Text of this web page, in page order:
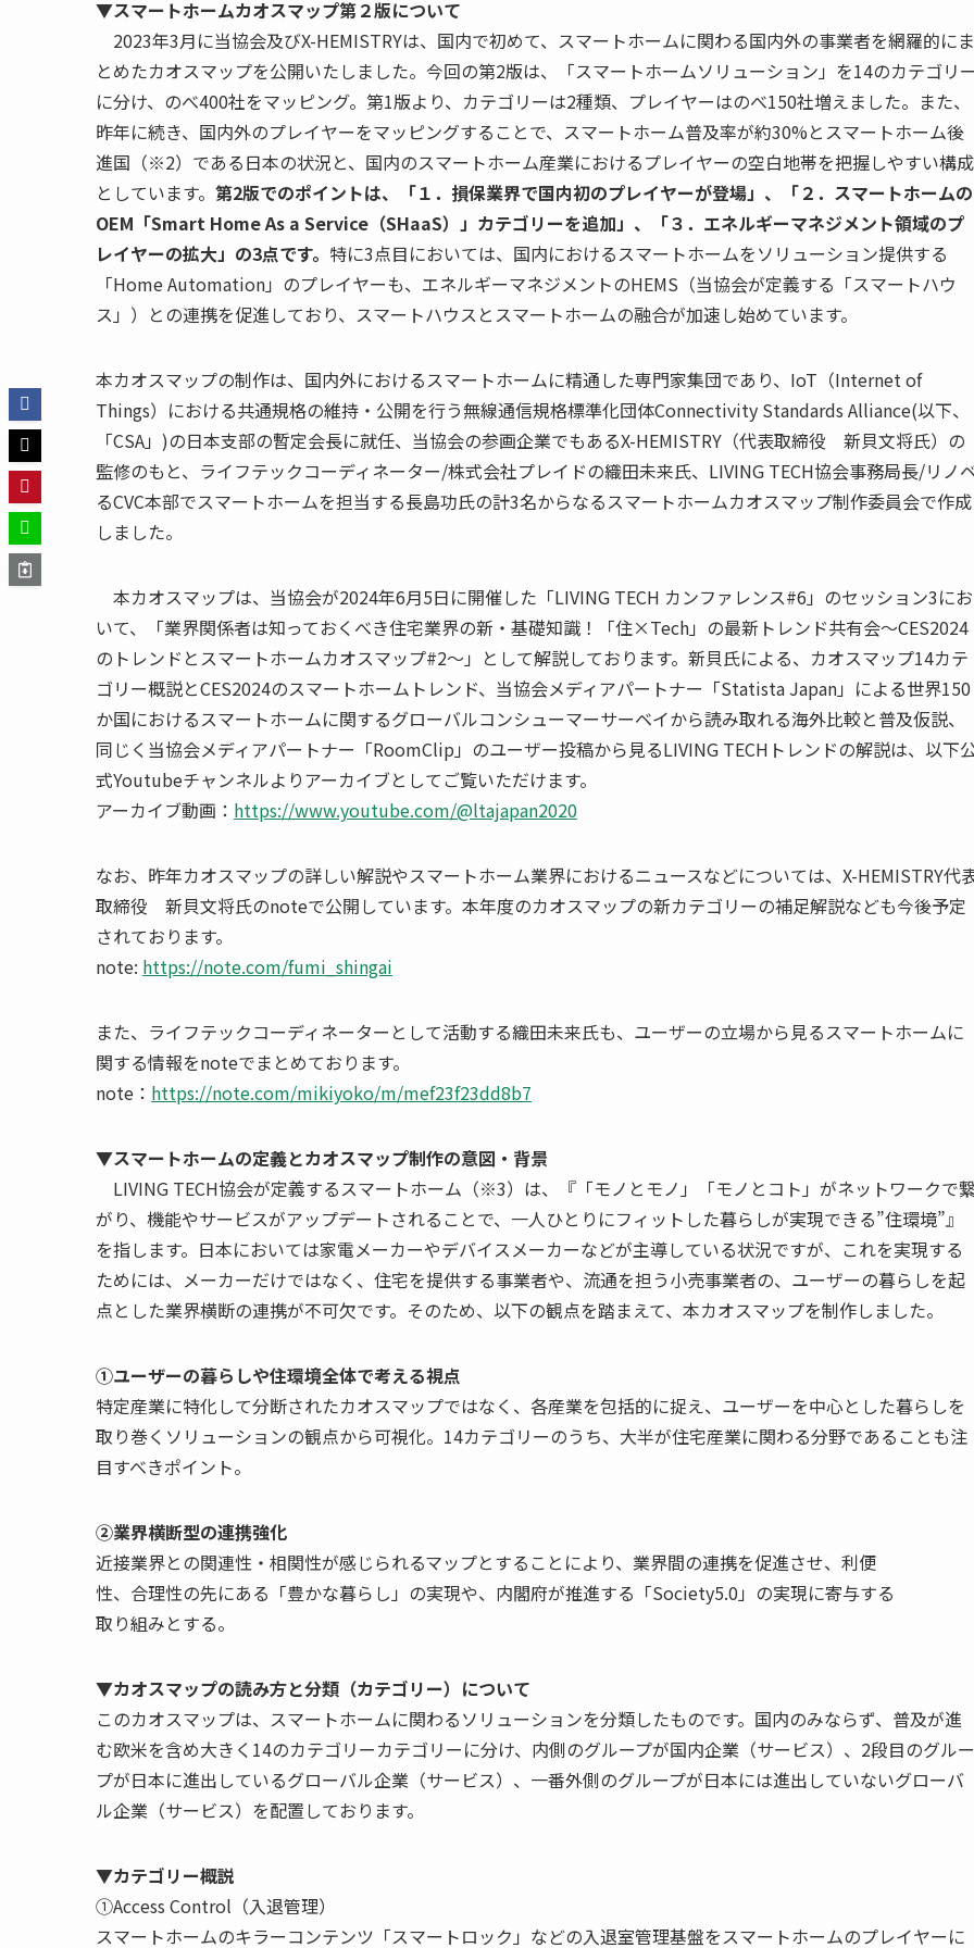
▼スマートホームカオスマップ第２版について
2023年3月に当協会及びX-HEMISTRYは、国内で初めて、スマートホームに関わる国内外の事業者を網羅的にま
とめたカオスマップを公開いたしました。今回の第2版は、「スマートホームソリューション」を14のカテゴリ
に分け、のべ400社をマッピング。第1版より、カテゴリーは2種類、プレイヤーはのべ150社増えました。また、
昨年に続き、国内外のプレイヤーをマッピングすることで、スマートホーム普及率が約30%とスマートホーム後
進国（※2）である日本の状況と、国内のスマートホーム産業におけるプレイヤーの空白地帯を把握しやすい構成
としています。 第2版でのポイントは、「１．損保業界で国内初のプレイヤーが登場」、「２．スマートホームの
OEM「Smart Home As a Service（SHaaS）」カテゴリーを追加」、「３．エネルギーマネジメント領域のプ
レイヤーの拡大」の3点です。 特に3点目においては、国内におけるスマートホームをソリューション提供する
「Home Automation」のプレイヤーも、エネルギーマネジメントのHEMS（当協会が定義する「スマートハウ
ス」）との連携を促進しており、スマートハウスとスマートホームの融合が加速し始めています。
本カオスマップの制作は、国内外におけるスマートホームに精通した専門家集団であり、IoT（Internet of
Things）における共通規格の維持・公開を行う無線通信規格標準化団体Connectivity Standards Alliance(以下、
「CSA」)の日本支部の暫定会長に就任、当協会の参画企業でもあるX-HEMISTRY（代表取締役 新貝文将氏）の
監修のもと、ライフテックコーディネーター/株式会社プレイドの織田未来氏、LIVING TECH協会事務局長/リノ
るCVC本部でスマートホームを担当する長島功氏の計3名からなるスマートホームカオスマップ制作委員会で作成
しました。
本カオスマップは、当協会が2024年6月5日に開催した「LIVING TECH カンファレンス#6」のセッション3にお
いて、「業界関係者は知っておくべき住宅業界の新・基礎知識！「住×Tech」の最新トレンド共有会～CES2024
のトレンドとスマートホームカオスマップ#2～」として解説しております。新貝氏による、カオスマップ14カテ
ゴリー概説とCES2024のスマートホームトレンド、当協会メディアパートナー「Statista Japan」による世界150
か国におけるスマートホームに関するグローバルコンシューマーサーベイから読み取れる海外比較と普及仮説、
同じく当協会メディアパートナー「RoomClip」のユーザー投稿から見るLIVING TECHトレンドの解説は、以下
式Youtubeチャンネルよりアーカイブとしてご覧いただけます。
アーカイブ動画： https://www.youtube.com/@ltajapan2020
なお、昨年カオスマップの詳しい解説やスマートホーム業界におけるニュースなどについては、X-HEMISTRY代
取締役 新貝文将氏のnoteで公開しています。本年度のカオスマップの新カテゴリーの補足解説なども今後予定
されております。
note: https://note.com/fumi_shingai
また、ライフテックコーディネーターとして活動する織田未来氏も、ユーザーの立場から見るスマートホームに
関する情報をnoteでまとめております。
note： https://note.com/mikiyoko/m/mef23f23dd8b7
▼スマートホームの定義とカオスマップ制作の意図・背景
LIVING TECH協会が定義するスマートホーム（※3）は、『「モノとモノ」「モノとコト」がネットワークで
がり、機能やサービスがアップデートされることで、一人ひとりにフィットした暮らしが実現できる”住環境”』
を指します。日本においては家電メーカーやデバイスメーカーなどが主導している状況ですが、これを実現する
ためには、メーカーだけではなく、住宅を提供する事業者や、流通を担う小売事業者の、ユーザーの暮らしを起
点とした業界横断の連携が不可欠です。そのため、以下の観点を踏まえて、本カオスマップを制作しました。
①ユーザーの暮らしや住環境全体で考える視点
特定産業に特化して分断されたカオスマップではなく、各産業を包括的に捉え、ユーザーを中心とした暮らしを
取り巻くソリューションの観点から可視化。14カテゴリーのうち、大半が住宅産業に関わる分野であることも注
目すべきポイント。
②業界横断型の連携強化
近接業界との関連性・相関性が感じられるマップとすることにより、業界間の連携を促進させ、利便
性、合理性の先にある「豊かな暮らし」の実現や、内閣府が推進する「Society5.0」の実現に寄与する
取り組みとする。
▼カオスマップの読み方と分類（カテゴリー）について
このカオスマップは、スマートホームに関わるソリューションを分類したものです。国内のみならず、普及が進
む欧米を含め大きく14のカテゴリーカテゴリーに分け、内側のグループが国内企業（サービス）、2段目のグルー
プが日本に進出しているグローバル企業（サービス）、一番外側のグループが日本には進出していないグローバ
ル企業（サービス）を配置しております。
▼カテゴリー概説
①Access Control（入退管理）
スマートホームのキラーコンテンツ「スマートロック」などの入退室管理基盤をスマートホームのプレイヤーに